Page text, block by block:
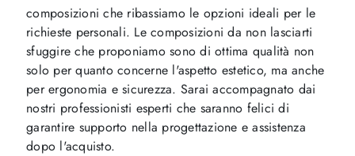
composizioni che ribassiamo le opzioni ideali per le
richieste personali. Le composizioni da non lasciarti
sfuggire che proponiamo sono di ottima qualità non
solo per quanto concerne l'aspetto estetico, ma anche
per ergonomia e sicurezza. Sarai accompagnato dai
nostri professionisti esperti che saranno felici di
garantire supporto nella progettazione e assistenza
dopo l'acquisto.